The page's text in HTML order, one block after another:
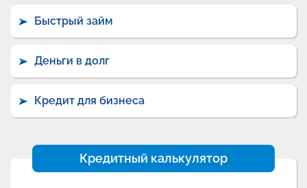
Быстрый займ
Деньги в долг
Кредит для бизнеса
Кредитный калькулятор